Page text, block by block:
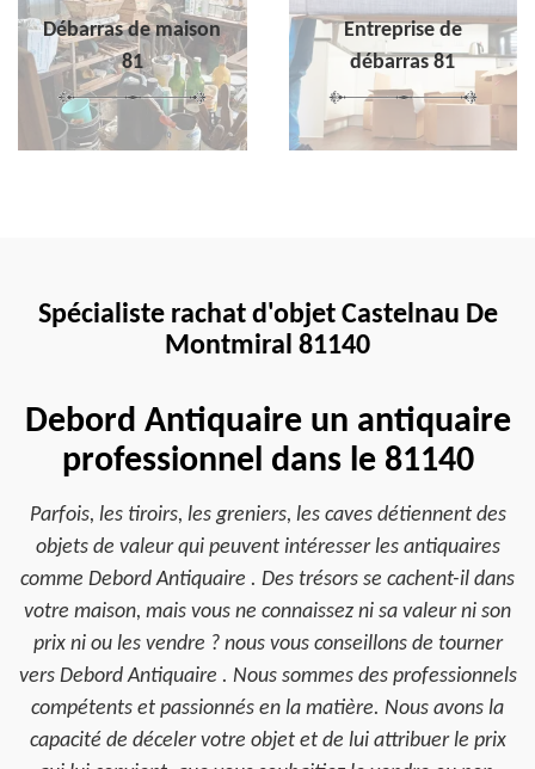
Débarras de maison
81
Entreprise de
débarras 81
Spécialiste rachat d'objet Castelnau De
Montmiral 81140
Debord Antiquaire un antiquaire
professionnel dans le 81140
Parfois, les tiroirs, les greniers, les caves détiennent des
objets de valeur qui peuvent intéresser les antiquaires
comme Debord Antiquaire . Des trésors se cachent-il dans
votre maison, mais vous ne connaissez ni sa valeur ni son
prix ni ou les vendre ? nous vous conseillons de tourner
vers Debord Antiquaire . Nous sommes des professionnels
compétents et passionnés en la matière. Nous avons la
capacité de déceler votre objet et de lui attribuer le prix